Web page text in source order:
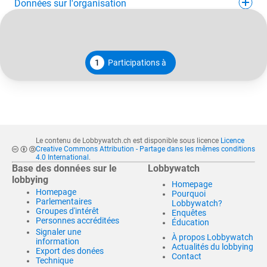
Données sur l'organisation
1 Participations à
Le contenu de Lobbywatch.ch est disponible sous licence Licence
Creative Commons Attribution - Partage dans les mêmes conditions
4.0 International .
Base des données sur le
lobbying
Homepage
Parlementaires
Groupes d'intérêt
Personnes accréditées
Signaler une
information
Export des donées
Technique
Lobbywatch
Homepage
Pourquoi
Lobbywatch?
Enquêtes
Éducation
À propos Lobbywatch
Actualités du lobbying
Contact